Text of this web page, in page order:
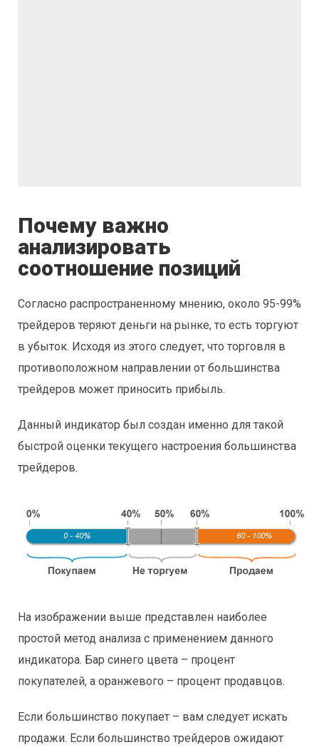
Почему важно
анализировать
соотношение позиций
Согласно распространенному мнению, около 95-99%
трейдеров теряют деньги на рынке, то есть торгуют
в убыток. Исходя из этого следует, что торговля в
противоположном направлении от большинства
трейдеров может приносить прибыль.
Данный индикатор был создан именно для такой
быстрой оценки текущего настроения большинства
трейдеров.
На изображении выше представлен наиболее
простой метод анализа с применением данного
индикатора. Бар синего цвета – процент
покупателей, а оранжевого – процент продавцов.
Если большинство покупает – вам следует искать
продажи. Если большинство трейдеров ожидают